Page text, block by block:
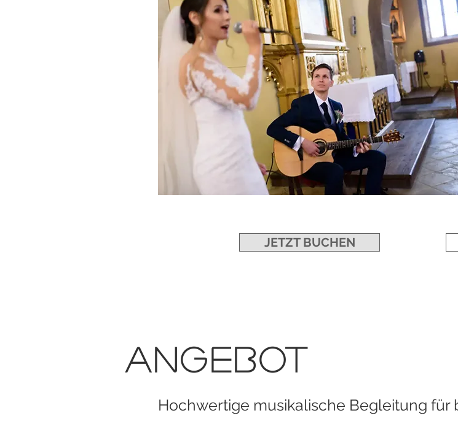
JETZT BUCHEN
Angebot
Hochwertige musikalische Begleitung